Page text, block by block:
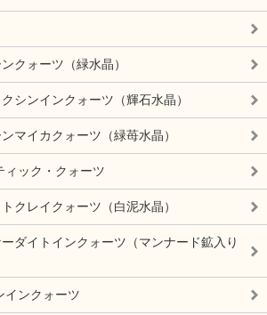
クォーツ（緑水晶）
シンインクォーツ（輝石水晶）
マイカクォーツ（緑苺水晶）
ィック・クォーツ
クレイクォーツ（白泥水晶）
ダイトインクォーツ（マンナード鉱入り
インクォーツ